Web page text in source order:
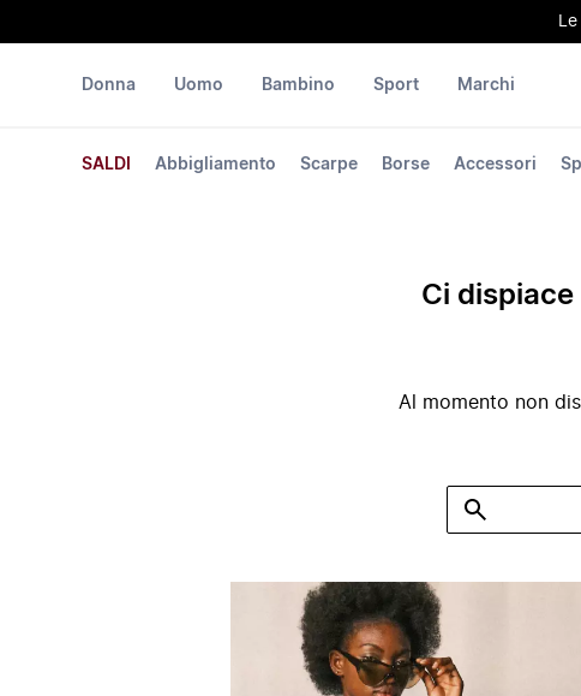
Donna
SALDI Abbigliamento Scarpe Borse Accessori
Uomo Bambino Sport Marchi
Ci
Al momento non